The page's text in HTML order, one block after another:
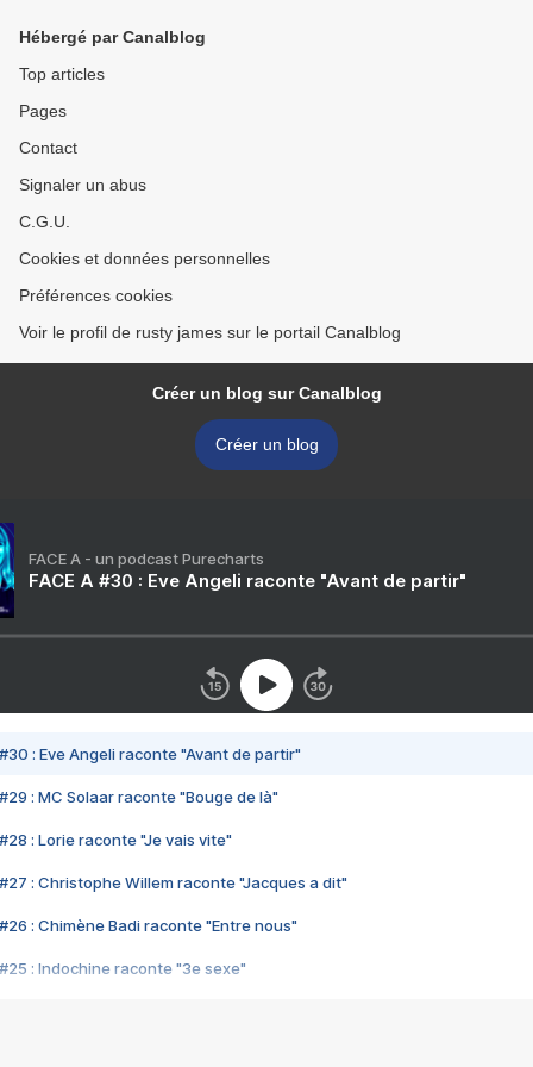
Hébergé par Canalblog
Top articles
Pages
Contact
Signaler un abus
C.G.U.
Cookies et données personnelles
Préférences cookies
Voir le profil de rusty james sur le portail Canalblog
Créer un blog sur Canalblog
Créer un blog
FACE A - un podcast Purecharts
FACE A #30 : Eve Angeli raconte "Avant de partir"
#30 : Eve Angeli raconte "Avant de partir"
#29 : MC Solaar raconte "Bouge de là"
#28 : Lorie raconte "Je vais vite"
#27 : Christophe Willem raconte "Jacques a dit"
#26 : Chimène Badi raconte "Entre nous"
#25 : Indochine raconte "3e sexe"